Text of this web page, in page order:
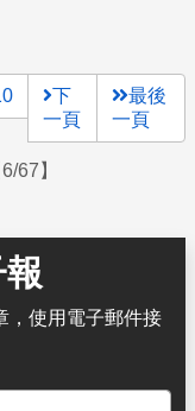
下
一頁
最後
一頁
67】
，使用電子郵件接